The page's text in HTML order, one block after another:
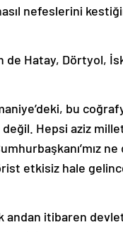
nefeslerini
de Hatay, Dörtyol,
bu
değil. Hepsi aziz
etkisiz hale
andan itibaren